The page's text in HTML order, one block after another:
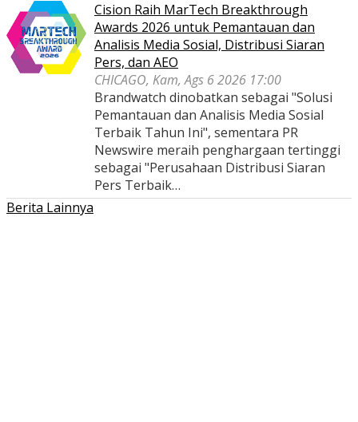
Cision Raih MarTech Breakthrough
Awards 2026 untuk Pemantauan dan
Analisis Media Sosial, Distribusi Siaran
Pers, dan AEO
CHICAGO, Kam, Ags 6 2026 17:00
Brandwatch dinobatkan sebagai "Solusi
Pemantauan dan Analisis Media Sosial
Terbaik Tahun Ini", sementara PR
Newswire meraih penghargaan tertinggi
sebagai "Perusahaan Distribusi Siaran
Pers Terbaik…
Berita Lainnya